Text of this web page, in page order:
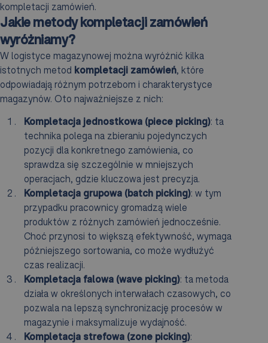
kompletacji zamówień.
Jakie metody kompletacji zamówień
wyróżniamy?
W logistyce magazynowej można wyróżnić kilka
istotnych metod kompletacji zamówień, które
odpowiadają różnym potrzebom i charakterystyce
magazynów. Oto najważniejsze z nich:
Kompletacja jednostkowa (piece picking): ta
technika polega na zbieraniu pojedynczych
pozycji dla konkretnego zamówienia, co
sprawdza się szczególnie w mniejszych
operacjach, gdzie kluczowa jest precyzja.
Kompletacja grupowa (batch picking): w tym
przypadku pracownicy gromadzą wiele
produktów z różnych zamówień jednocześnie.
Choć przynosi to większą efektywność, wymaga
późniejszego sortowania, co może wydłużyć
czas realizacji.
Kompletacja falowa (wave picking): ta metoda
działa w określonych interwałach czasowych, co
pozwala na lepszą synchronizację procesów w
magazynie i maksymalizuje wydajność.
Kompletacja strefowa (zone picking):